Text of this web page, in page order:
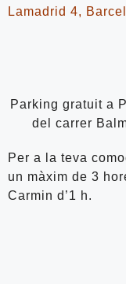
Lamadrid 4,
Parking gratuit a
del carrer
Per a la teva
un màxim de 3
Carmin d’1 h.